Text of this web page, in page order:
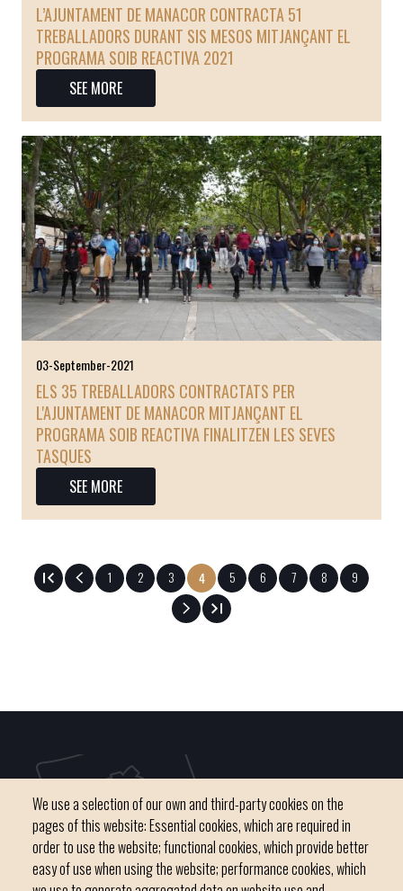
L’AJUNTAMENT DE MANACOR CONTRACTA 51
TREBALLADORS DURANT SIS MESOS MITJANÇANT EL
PROGRAMA SOIB REACTIVA 2021
SEE MORE
03-September-2021
ELS 35 TREBALLADORS CONTRACTATS PER
L'AJUNTAMENT DE MANACOR MITJANÇANT EL
PROGRAMA SOIB REACTIVA FINALITZEN LES SEVES
TASQUES
SEE MORE
PAGINATION
Page
1 Page
2 Page
3 Current
page
4 Page
5 Page
6 Page
7 Page
8 Page
9
We use a selection of our own and third-party cookies on the
pages of this website: Essential cookies, which are required in
order to use the website; functional cookies, which provide better
easy of use when using the website; performance cookies, which